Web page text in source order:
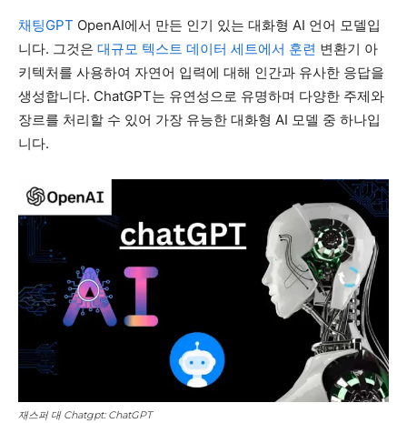
채팅GPT OpenAI에서 만든 인기 있는 대화형 AI 언어 모델입
니다. 그것은 대규모 텍스트 데이터 세트에서 훈련 변환기 아
키텍처를 사용하여 자연어 입력에 대해 인간과 유사한 응답을
생성합니다. ChatGPT는 유연성으로 유명하며 다양한 주제와
장르를 처리할 수 있어 가장 유능한 대화형 AI 모델 중 하나입
니다.
재스퍼 대 Chatgpt: ChatGPT